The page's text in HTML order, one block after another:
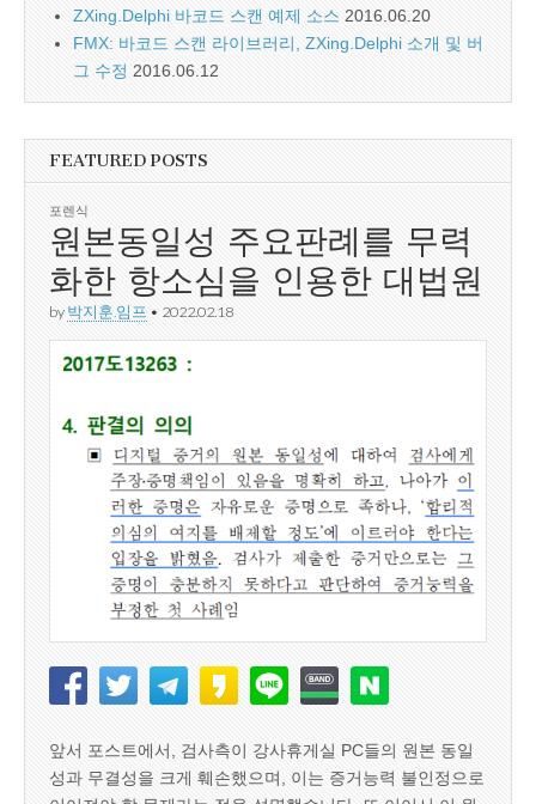
ZXing.Delphi 바코드 스캔 예제 소스 2016.06.20
FMX: 바코드 스캔 라이브러리, ZXing.Delphi 소개 및 버
그 수정 2016.06.12
FEATURED POSTS
포렌식
원본동일성 주요판례를 무력
화한 항소심을 인용한 대법원
by 박지훈.임프 • 2022.02.18
앞서 포스트에서, 검사측이 강사휴게실 PC들의 원본 동일
성과 무결성을 크게 훼손했으며, 이는 증거능력 불인정으로